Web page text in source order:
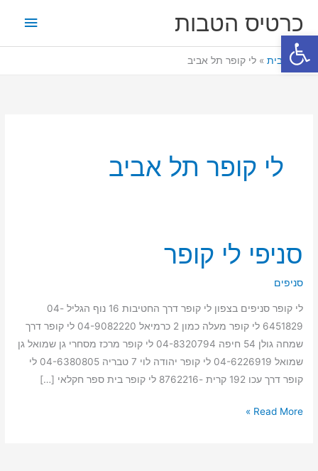
פתח סרגל נגישות
לתוכןכרטיס הטבות
ראשי
דף הבית לי קופר תל אביב
לי קופר תל אביב
סניפי לי קופר
סניפים
לי קופר סניפים בצפון לי קופר דרך החטיבות 16 נוף הגליל 04-
6451829 לי קופר מעלה כמון 2 כרמיאל 04-9082220 לי קופר דרך
שמחה גולן 54 חיפה 04-8320794 לי קופר מרכז מסחרי גן שמואל גן
שמואל 04-6226919 לי קופר יהודה לוי 7 טבריה 04-6380805 לי
קופר דרך עכו 192 קרית -8762216 לי קופר בית ספר חקלאי […]
סניפי
לי
קופר
Read More »